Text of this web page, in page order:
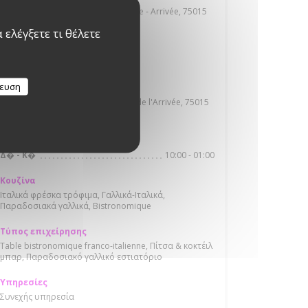
τι θέλετε
Vélib’ Métropole Gare Montparnasse - Arrivée, 75015
Πάρκινγκ
Interparking Montparnasse 11 Rue de l'Arrivée, 75015
Δ�-Κ� 10:00 - 01:00
Κουζίνα
Ιταλικά φρέσκα τρόφιμα, Γαλλικά-Ιταλικά,
Παραδοσιακά γαλλικά, Bistronomique
Τύπος επιχείρησης
Table bistronomique franco-italienne, Πίτσα & κοκτέιλ
μπαρ, Παραδοσιακό γαλλικό εστιατόριο
Υπηρεσίες
Συνεχής υπηρεσία